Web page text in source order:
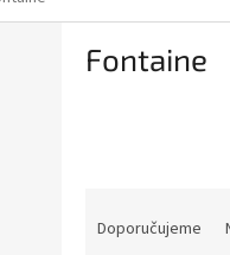
Fontaine
Doporučujeme